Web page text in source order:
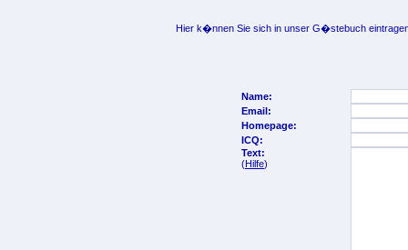
Hier k�nnen Sie sich in unser G�stebuch
Name:
Email:
Homepage:
ICQ:
Text:
(Hilfe)